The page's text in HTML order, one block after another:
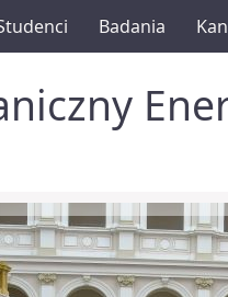
Badania